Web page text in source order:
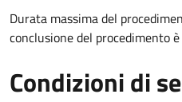
Durata massima del
conclusione del procedimento
Condizioni di